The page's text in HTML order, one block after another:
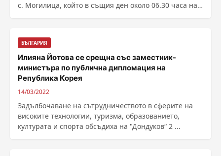
с. Могилица, който в същия ден около 06.30 часа на
БЪЛГАРИЯ
Илияна Йотова се срещна със заместник-
министъра по публична дипломация на
Република Корея
14/03/2022
Задълбочаване на сътрудничеството в сферите на
високите технологии, туризма, образованието,
културата и спорта обсъдиха на "Дондуков“ 2 ...